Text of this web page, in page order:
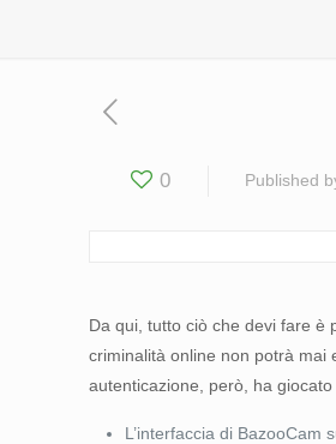
0 Published
Da qui, tutto ciò che devi fare è
criminalità online non potrà mai
autenticazione, però, ha
L’interfaccia di BazooCam